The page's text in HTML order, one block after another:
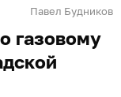
Павел Будников
газовому